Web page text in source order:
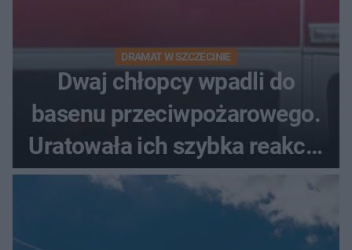
DRAMAT W SZCZECINIE
Dwaj chłopcy wpadli do
basenu przeciwpożarowego.
Uratowała ich szybka reakcja
świadków